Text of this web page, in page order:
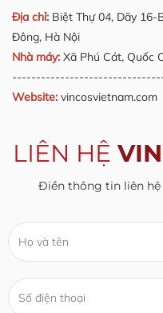
Địa chỉ: Biệt Thự 04, Dãy 16-
Đông, Hà Nội
Nhà máy: Xã Phú Cát, Quốc
Website: vincosvietnam.com
LIÊN HỆ
Điền thông tin liên